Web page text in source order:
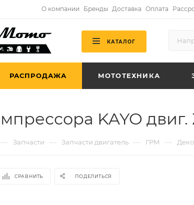
О компании Бренды Доставка Оплата
КАТАЛОГ
РАСПРОДАЖА МОТОТЕХНИКА
KAYO двиг.
— Запчасти — Запчасти двигатель — ГРМ —
СРАВНИТЬ ПОДЕЛИТЬСЯ